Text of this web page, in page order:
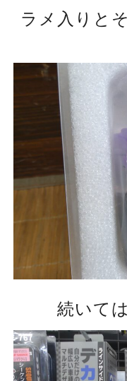
ラメ入りと
続いて